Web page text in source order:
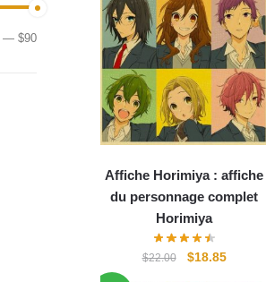
Affiche Horimiya : affiche
du personnage complet
Horimiya
$22.00
Le
$18.85Le
Prix
Prix
—$90